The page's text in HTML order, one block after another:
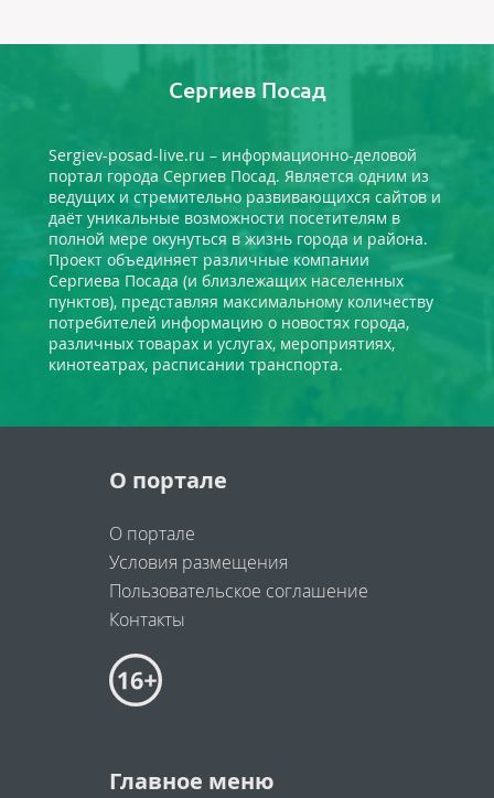
Сергиев Посад
Sergiev-posad-live.ru – информационно-деловой
портал города Сергиев Посад. Является одним из
ведущих и стремительно развивающихся сайтов и
даёт уникальные возможности посетителям в
полной мере окунуться в жизнь города и района.
Проект объединяет различные компании
Сергиева Посада (и близлежащих населенных
пунктов), представляя максимальному количеству
потребителей информацию о новостях города,
различных товарах и услугах, мероприятиях,
кинотеатрах, расписании транспорта.
О портале
О портале
Условия размещения
Пользовательское соглашение
Контакты
Главное меню